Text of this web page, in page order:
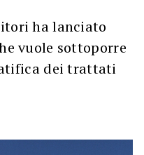
ha lanciato
vuole sottoporre
dei trattati